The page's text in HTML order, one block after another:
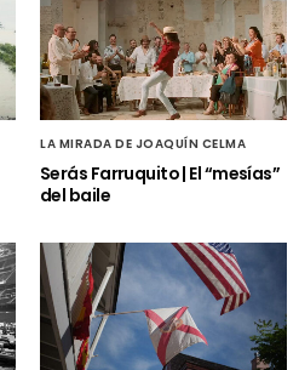
LA MIRADA DE JOAQUÍN CELMA
Serás Farruquito | El “mesías”
del baile